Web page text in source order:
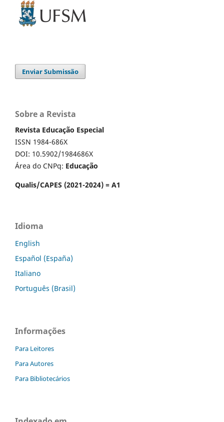
Enviar Submissão
Sobre a Revista
Revista Educação Especial
ISSN 1984-686X
DOI: 10.5902/1984686X
Área do CNPq: Educação
Qualis/CAPES (2021-2024) = A1
Idioma
English
Español (España)
Italiano
Português (Brasil)
Informações
Para Leitores
Para Autores
Para Bibliotecários